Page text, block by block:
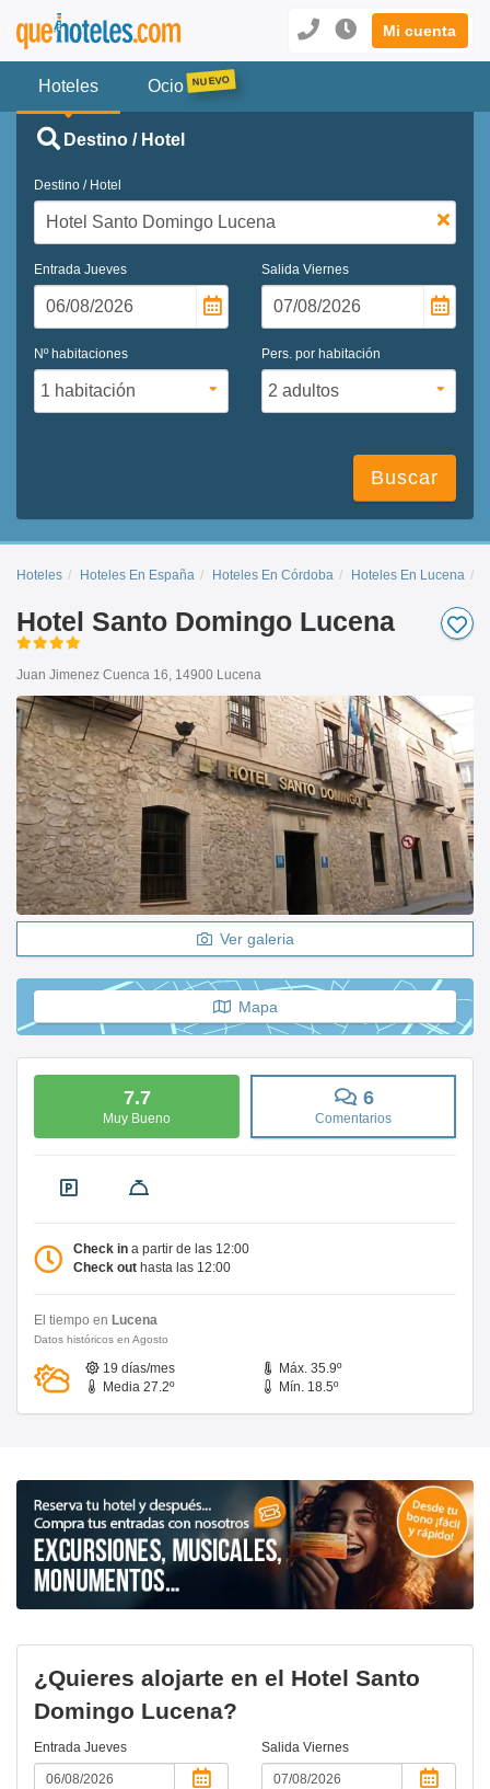
Mi cuenta
Hoteles Ocio
Destino / Hotel
Destino / Hotel
Entrada Jueves Salida Viernes
Nº habitaciones Pers. por habitación
Buscar
Hoteles Hoteles En España Hoteles En Córdoba Hoteles En Lucena
Hotel Santo Domingo Lucena
Juan Jimenez Cuenca 16, 14900 Lucena
Ver galeria
Mapa
7.7
Muy Bueno
6
Comentarios
Check in a partir de las 12:00
Check out hasta las 12:00
El tiempo en Lucena
Datos históricos en Agosto
19 días/mes
Máx. 35.9º
Media 27.2º
Mín. 18.5º
¿Quieres alojarte en el Hotel Santo
Domingo Lucena?
Entrada Jueves Salida Viernes